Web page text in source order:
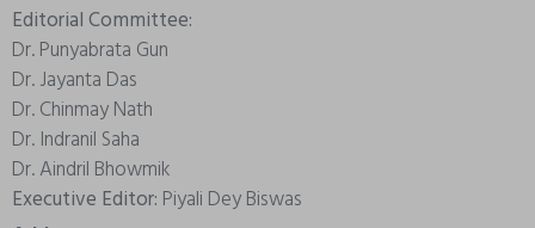
Editorial Committee:
Dr. Punyabrata Gun
Dr. Jayanta Das
Dr. Chinmay Nath
Dr. Indranil Saha
Dr. Aindril Bhowmik
Executive Editor: Piyali Dey Biswas